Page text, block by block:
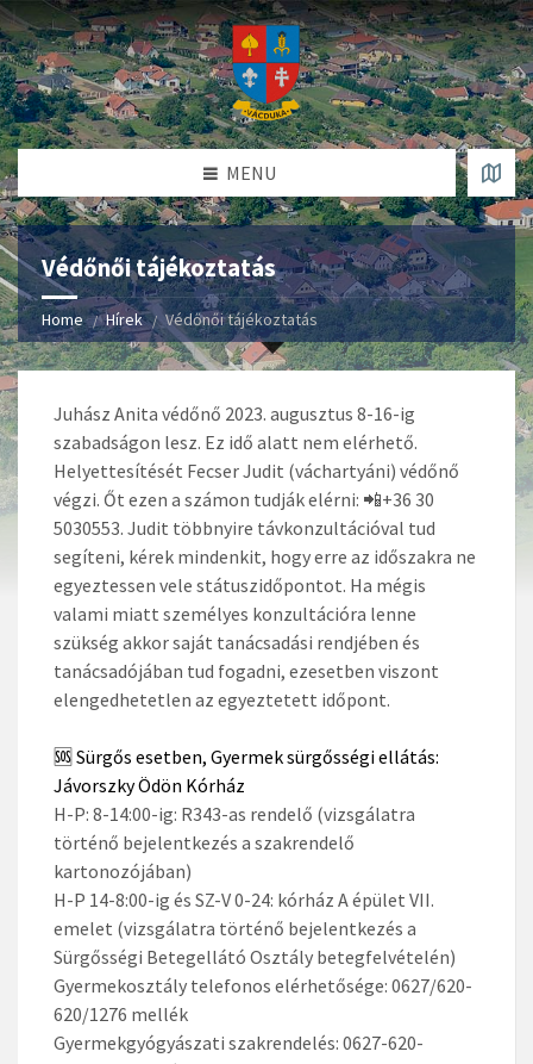
MENU
Védőnői tájékoztatás
Home Hírek Védőnői tájékoztatás
Juhász Anita védőnő 2023. augusztus 8-16-ig
szabadságon lesz. Ez idő alatt nem elérhető.
Helyettesítését Fecser Judit (váchartyáni) védőnő
végzi. Őt ezen a számon tudják elérni: 📲+36 30
5030553. Judit többnyire távkonzultációval tud
segíteni, kérek mindenkit, hogy erre az időszakra ne
egyeztessen vele státuszidőpontot. Ha mégis
valami miatt személyes konzultációra lenne
szükség akkor saját tanácsadási rendjében és
tanácsadójában tud fogadni, ezesetben viszont
elengedhetetlen az egyeztetett időpont.
🆘 Sürgős esetben, Gyermek sürgősségi ellátás:
Jávorszky Ödön Kórház
H-P: 8-14:00-ig: R343-as rendelő (vizsgálatra
történő bejelentkezés a szakrendelő
kartonozójában)
H-P 14-8:00-ig és SZ-V 0-24: kórház A épület VII.
emelet (vizsgálatra történő bejelentkezés a
Sürgősségi Betegellátó Osztály betegfelvételén)
Gyermekosztály telefonos elérhetősége: 0627/620-
620/1276 mellék
Gyermekgyógyászati szakrendelés: 0627-620-